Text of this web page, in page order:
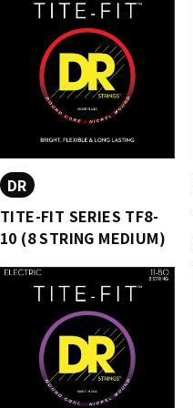
DR
TITE-FIT SERIES TF8-
10 (8 STRING MEDIUM)